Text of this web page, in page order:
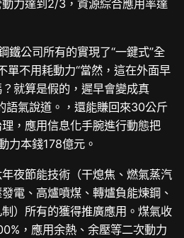
力達到2/3，資源綜合應用率達
鐵公司所有的實現了“一鍵式”全
單不用耗動力“當然，這在外面早
就算是假的，遲早會變成真
語氣說道。，還能賺回來30公斤
，應用信息化手腕進行動態把
力本錢178億元。
夜節能技術（干熄焦、燃氣蒸汽
電、高爐噴煤、轉爐負能煉鋼、
）所有的獲得推廣應用。煤氣收
，應用余熱、余壓等二次動力